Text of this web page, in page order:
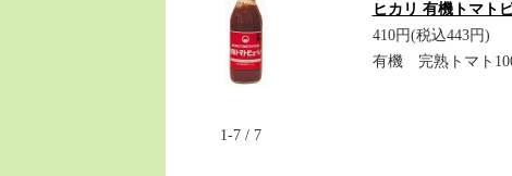
ヒカリ 有機トマト
410円(税込443円)
有機 完熟トマト
1-7 / 7